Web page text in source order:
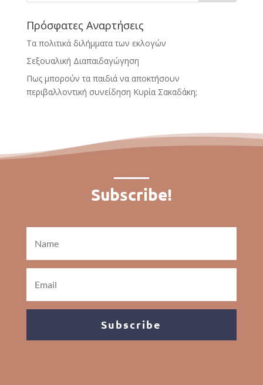
Πρόσφατες Αναρτήσεις
Τα πολιτικά διλήμματα των εκλογών
Σεξουαλική Διαπαιδαγώγηση
Πως μπορούν τα παιδιά να αποκτήσουν
περιβαλλοντική συνείδηση Κυρία Σακαδάκη;
Subscribe!
Subscribe